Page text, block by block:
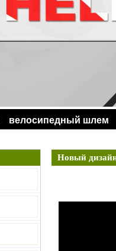
велосипедный шлем
Новый